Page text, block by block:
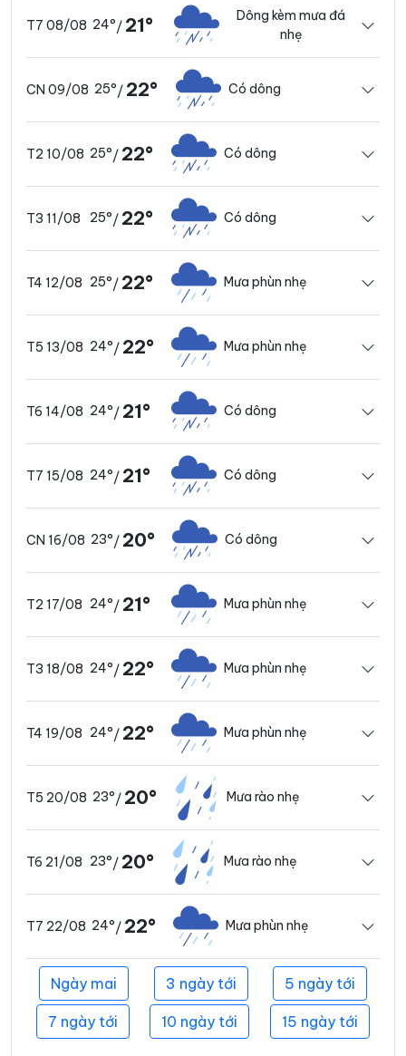
T7 08/08 24°/ 21°
Dông kèm mưa đá
nhẹ
CN 09/08 25°/ 22° Có dông
T2 10/08 25°/ 22° Có dông
T3 11/08 25°/ 22° Có dông
T4 12/08 25°/ 22° Mưa phùn nhẹ
T5 13/08 24°/ 22° Mưa phùn nhẹ
T6 14/08 24°/ 21° Có dông
T7 15/08 24°/ 21° Có dông
CN 16/08 23°/ 20° Có dông
T2 17/08 24°/ 21° Mưa phùn nhẹ
T3 18/08 24°/ 22° Mưa phùn nhẹ
T4 19/08 24°/ 22° Mưa phùn nhẹ
T5 20/08 23°/ 20° Mưa rào nhẹ
T6 21/08 23°/ 20° Mưa rào nhẹ
T7 22/08 24°/ 22° Mưa phùn nhẹ
Ngày mai 3 ngày tới 5 ngày tới
7 ngày tới 10 ngày tới 15 ngày tới